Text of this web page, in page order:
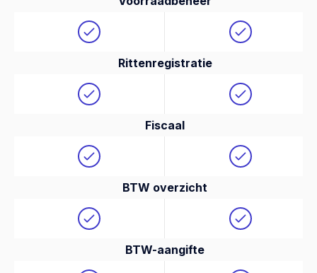
Rittenregistratie
Fiscaal
BTW overzicht
BTW-aangifte